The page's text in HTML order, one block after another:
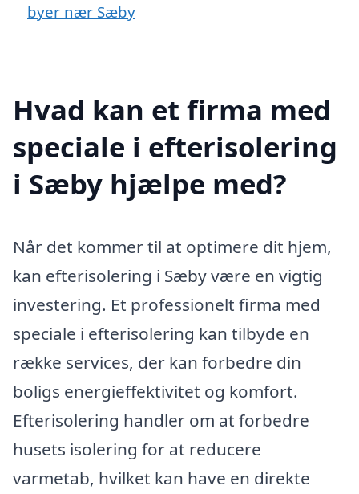
byer nær Sæby
Hvad kan et firma med
speciale i efterisolering
i Sæby hjælpe med?
Når det kommer til at optimere dit hjem,
kan efterisolering i Sæby være en vigtig
investering. Et professionelt firma med
speciale i efterisolering kan tilbyde en
række services, der kan forbedre din
boligs energieffektivitet og komfort.
Efterisolering handler om at forbedre
husets isolering for at reducere
varmetab, hvilket kan have en direkte